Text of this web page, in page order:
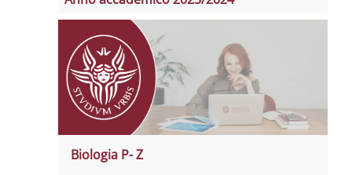
Biologia P- Z